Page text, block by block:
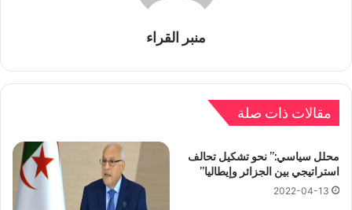
منبر القراء
مقالات ذات صلة
محلل سياسي:” نحو تشكيل تحالف
استراتيجي بين الجزائر وإيطاليا”
2022-04-13